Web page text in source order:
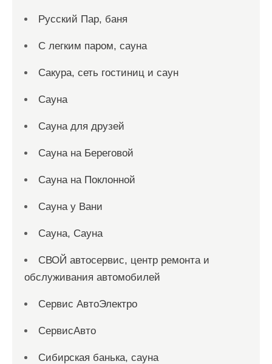
Русский Пар, баня
С легким паром, сауна
Сакура, сеть гостиниц и саун
Сауна
Сауна для друзей
Сауна на Береговой
Сауна на Поклонной
Сауна у Вани
Сауна, Сауна
СВОЙ автосервис, центр ремонта и
обслуживания автомобилей
Сервис АвтоЭлектро
СервисАвто
Сибирская банька, сауна